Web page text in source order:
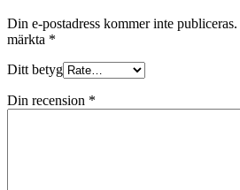
Din e-postadress kommer inte publiceras.
märkta *
Ditt betyg
Din recension *